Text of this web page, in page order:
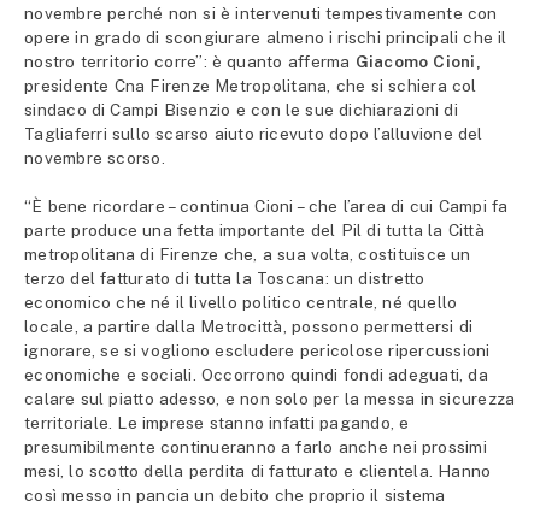
novembre perché non si è intervenuti tempestivamente con
opere in grado di scongiurare almeno i rischi principali che il
nostro territorio corre”: è quanto afferma Giacomo Cioni,
presidente Cna Firenze Metropolitana, che si schiera col
sindaco di Campi Bisenzio e con le sue dichiarazioni di
Tagliaferri sullo scarso aiuto ricevuto dopo l’alluvione del
novembre scorso.
“È bene ricordare – continua Cioni – che l’area di cui Campi fa
parte produce una fetta importante del Pil di tutta la Città
metropolitana di Firenze che, a sua volta, costituisce un
terzo del fatturato di tutta la Toscana: un distretto
economico che né il livello politico centrale, né quello
locale, a partire dalla Metrocittà, possono permettersi di
ignorare, se si vogliono escludere pericolose ripercussioni
economiche e sociali. Occorrono quindi fondi adeguati, da
calare sul piatto adesso, e non solo per la messa in sicurezza
territoriale. Le imprese stanno infatti pagando, e
presumibilmente continueranno a farlo anche nei prossimi
mesi, lo scotto della perdita di fatturato e clientela. Hanno
così messo in pancia un debito che proprio il sistema